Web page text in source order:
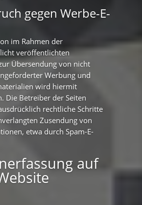
gegen Werbe-E-
im Rahmen der
veröffentlichten
Übersendung von nicht
Werbung und
wird hiermit
Die Betreiber der Seiten
rechtliche Schritte
Zusendung von
etwa durch Spam-E-
auf